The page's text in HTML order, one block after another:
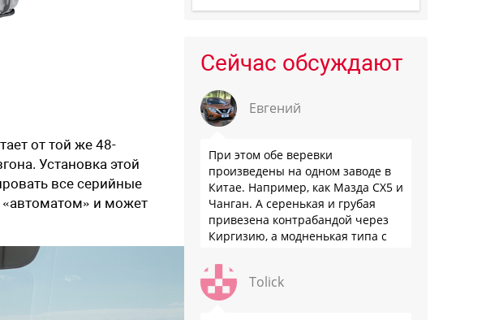
от той же 48-
Установка этой
все серийные
и может
Сейчас обсуждают
Евгений
При этом обе веревки
произведены на одном заводе в
Китае. Например, как Мазда СХ5 и
Чанган. А серенькая и грубая
привезена контрабандой через
Киргизию, а модненькая типа с
Tolick